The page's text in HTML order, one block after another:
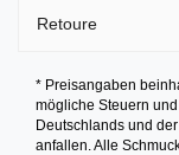
Retoure
* Preisangaben
mögliche Steuern
Deutschlands und
anfallen. Alle